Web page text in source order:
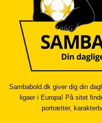
Sambabold.dk giver dig din
ligaer i Europa! På sitet
portrætter,